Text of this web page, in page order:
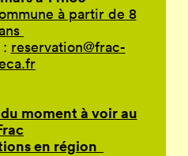
à partir de 8
ans
: reservation@frac-
moment à voir au
en région